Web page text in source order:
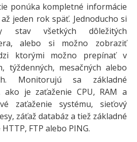
ponúka kompletné informácie
jeden rok späť. Jednoducho si
stav všetkých dôležitých
alebo si možno zobraziť
ktorými možno prepínať v
týždenných, mesačných alebo
Monitorujú sa základné
ako je zaťaženie CPU, RAM a
zaťaženie systému, sieťový
záťaž databáz a tiež základné
FTP alebo PING.